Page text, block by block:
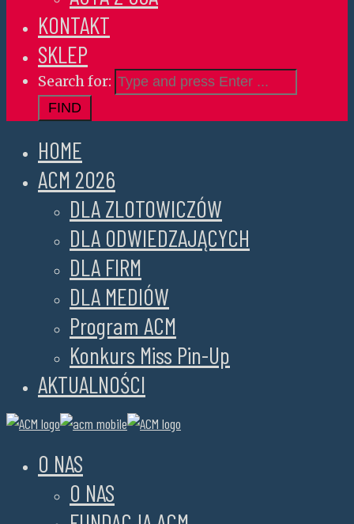
KONTAKT
SKLEP
Search for:
HOME
ACM 2026
DLA ZLOTOWICZÓW
DLA ODWIEDZAJĄCYCH
DLA FIRM
DLA MEDIÓW
Program ACM
Konkurs Miss Pin-Up
AKTUALNOŚCI
O NAS
O NAS